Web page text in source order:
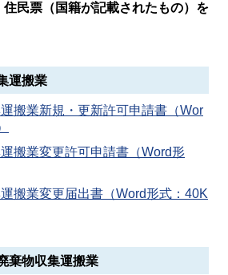
民票（国籍が記載されたもの）を
運搬業
搬業新規・更新許可申請書（Wor
搬業変更許可申請書（Word形
搬業変更届出書（Word形式：40K
棄物収集運搬業